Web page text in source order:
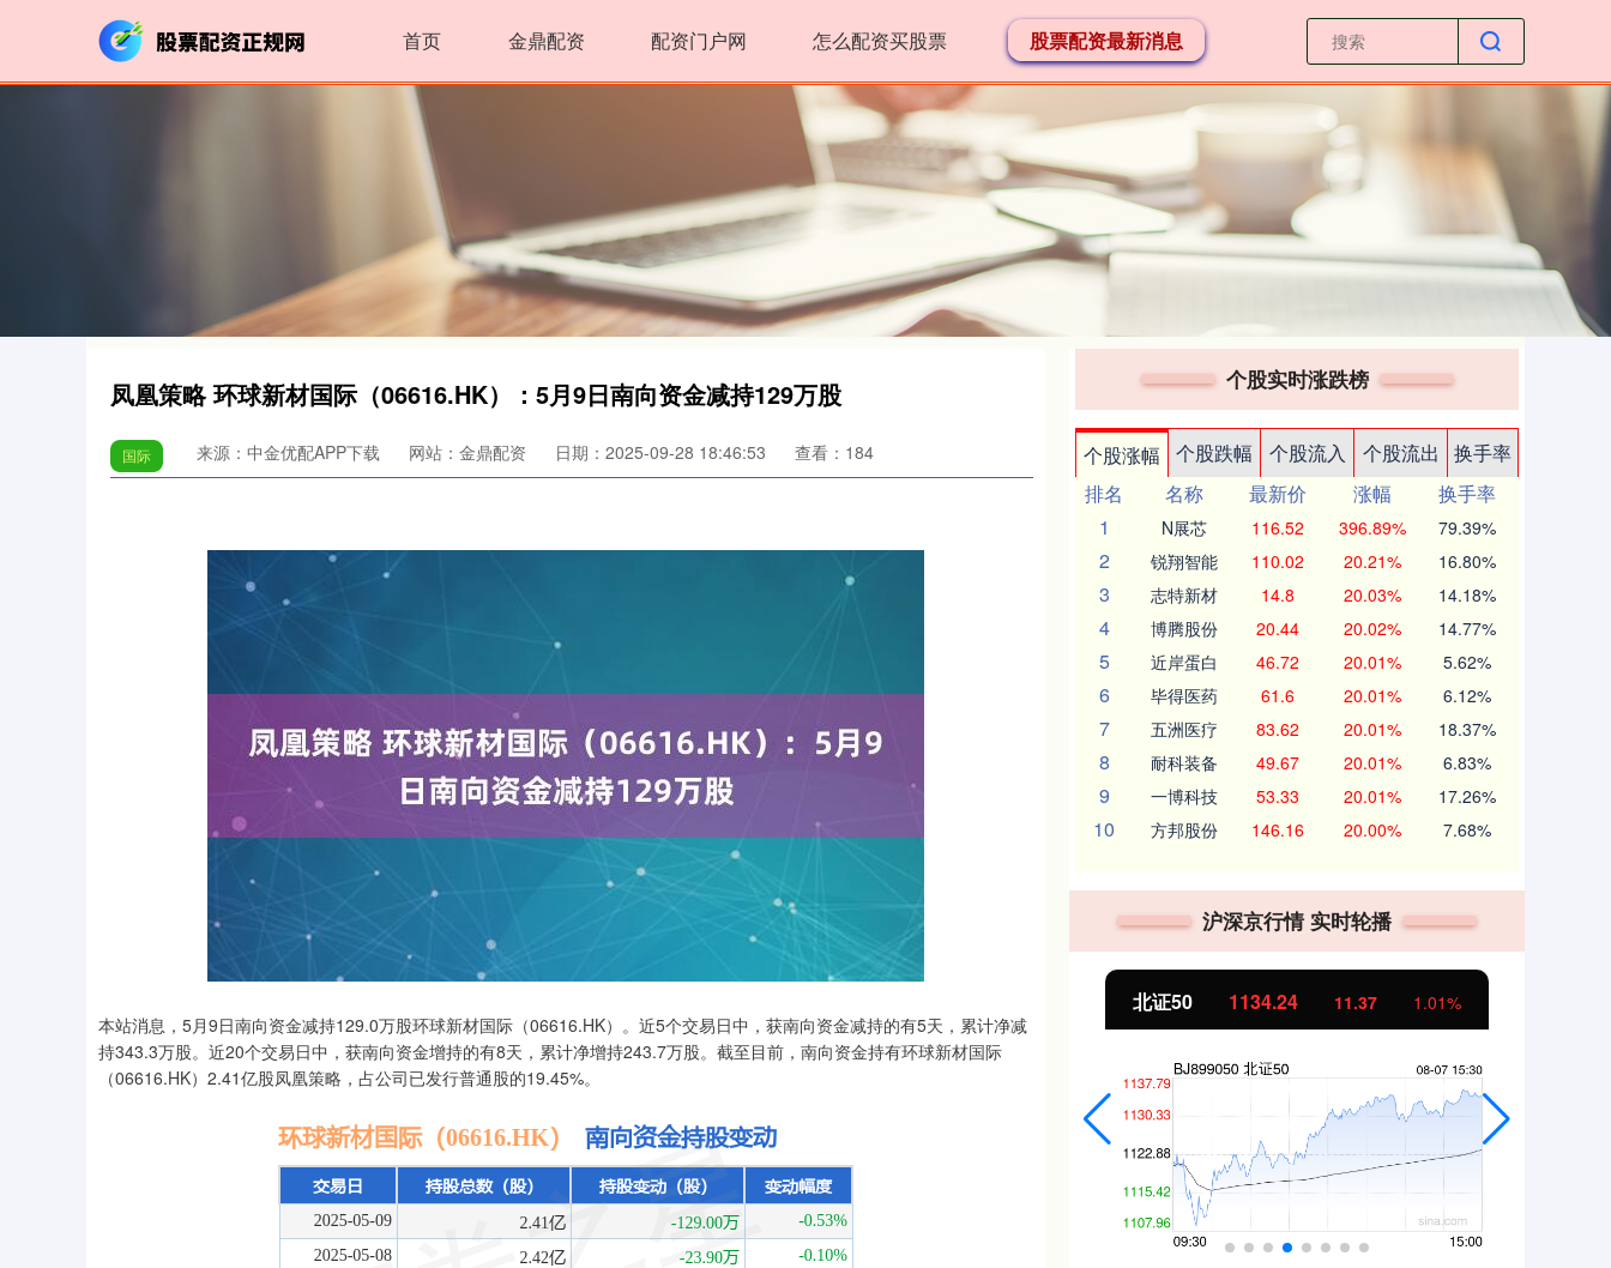
首页 金鼎配资 配资门户网 怎么配资买股票 股票配资最新消息
凤凰策略 环球新材国际（06616.HK）：5月9日南向资金减持129万股
国际 来源：中金优配APP下载 网站：金鼎配资 日期：2025-09-28 18:46:53 查看：184
本站消息，5月9日南向资金减持129.0万股环球新材国际（06616.HK）。近5个交易日中，获南向资金减持的有5天，累计净减
持343.3万股。近20个交易日中，获南向资金增持的有8天，累计净增持243.7万股。截至目前，南向资金持有环球新材国际
（06616.HK）2.41亿股凤凰策略，占公司已发行普通股的19.45%。
个股实时涨跌榜
个股涨幅 个股跌幅 个股流入 个股流出
换手率
排名
名称 最新价 涨幅
换手率
1
N展芯 116.52 396.89% 79.39%
2 锐翔智能 110.02 20.21% 16.80%
3 志特新材 14.8 20.03% 14.18%
4 博腾股份 20.44 20.02% 14.77%
5 近岸蛋白 46.72 20.01% 5.62%
6 毕得医药 61.6 20.01% 6.12%
7 五洲医疗 83.62 20.01% 18.37%
8 耐科装备 49.67 20.01% 6.83%
9 一博科技 53.33 20.01% 17.26%
10 方邦股份 146.16 20.00% 7.68%
沪深京行情 实时轮播
北证50 1134.24 11.37 1.01%